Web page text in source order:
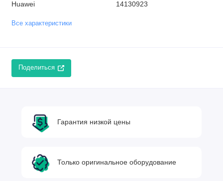
Huawei 14130923
Все характеристики
Поделиться
Гарантия низкой цены
Только оригинальное оборудование